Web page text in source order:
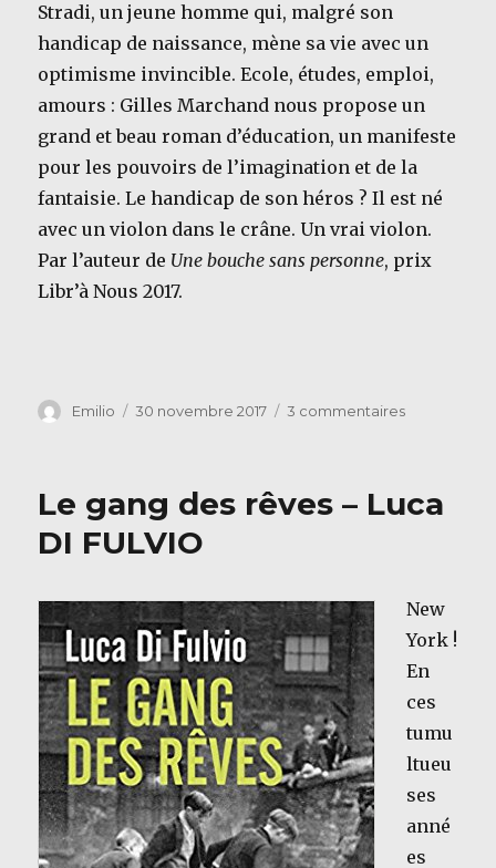
Stradi, un jeune homme qui, malgré son
handicap de naissance, mène sa vie avec un
optimisme invincible. Ecole, études, emploi,
amours : Gilles Marchand nous propose un
grand et beau roman d’éducation, un manifeste
pour les pouvoirs de l’imagination et de la
fantaisie. Le handicap de son héros ? Il est né
avec un violon dans le crâne. Un vrai violon.
Par l’auteur de Une bouche sans personne, prix
Libr’à Nous 2017.
Auteur
Emilio
Publié
30 novembre 2017 3 commentairessur
le
Le gang des rêves – Luca
DI FULVIO
New
York !
En
ces
tumu
ltueu
ses
anné
es